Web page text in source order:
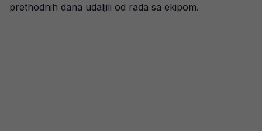
prethodnih dana udaljili od rada sa ekipom.